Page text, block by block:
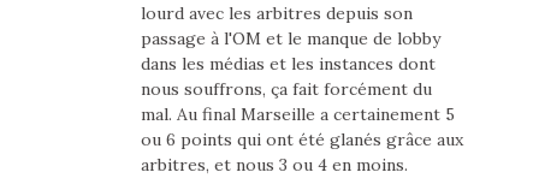
lourd avec les arbitres depuis son
passage à l'OM et le manque de lobby
dans les médias et les instances dont
nous souffrons, ça fait forcément du
mal. Au final Marseille a certainement 5
ou 6 points qui ont été glanés grâce aux
arbitres, et nous 3 ou 4 en moins.